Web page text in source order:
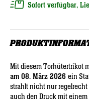
Sofort verfügbar,
Mit diesem Torhütertrikot
am 08. März 2026 ein
strahlt nicht nur regelrecht
auch den Druck mit